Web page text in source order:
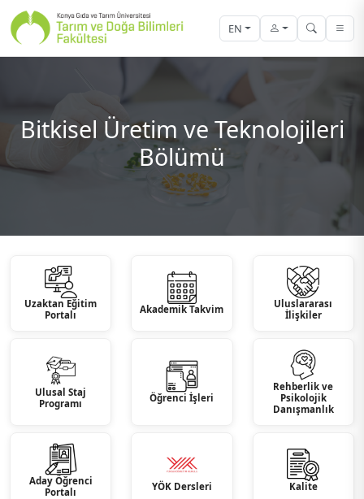
EN
Bitkisel Üretim ve Teknolojileri
Bölümü
Uzaktan Eğitim
Portalı
Akademik Takvim
Uluslararası
İlişkiler
Ulusal Staj
Programı
Öğrenci İşleri
Rehberlik ve
Psikolojik
Danışmanlık
Aday Öğrenci
Portalı
YÖK Dersleri Kalite